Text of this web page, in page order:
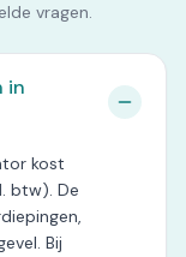
vragen.
in
kost
btw). De
Bij